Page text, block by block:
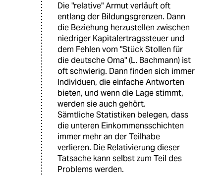
Die "relative" Armut verläuft oft
entlang der Bildungsgrenzen. Dann
die Beziehung herzustellen zwischen
niedriger Kapitalertragssteuer und
dem Fehlen vom "Stück Stollen für
die deutsche Oma" (L. Bachmann) ist
oft schwierig. Dann finden sich immer
Individuen, die einfache Antworten
bieten, und wenn die Lage stimmt,
werden sie auch gehört.
Sämtliche Statistiken belegen, dass
die unteren Einkommensschichten
immer mehr an der Teilhabe
verlieren. Die Relativierung dieser
Tatsache kann selbst zum Teil des
Problems werden.